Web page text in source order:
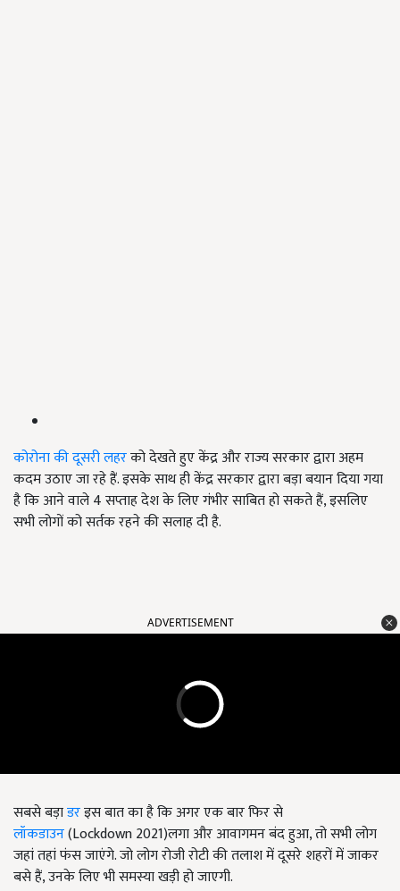
कोरोना की दूसरी लहरको देखते हुए केंद्र और राज्य सरकार द्वारा अहम
कदम उठाए जा रहे हैं. इसके साथ ही केंद्र सरकार द्वारा बड़ा बयान दिया गया
है कि आने वाले 4 सप्ताह देश के लिए गंभीर साबित हो सकते हैं, इसलिए
सभी लोगों को सर्तक रहने की सलाह दी है.
ADVERTISEMENT
सबसे बड़ाडरइस बात का है कि अगर एक बार फिर से
लॉकडाउन(Lockdown 2021)लगा और आवागमन बंद हुआ, तो सभी लोग
जहां तहां फंस जाएंगे. जो लोग रोजी रोटी की तलाश में दूसरे शहरों में जाकर
बसे हैं, उनके लिए भी समस्या खड़ी हो जाएगी.